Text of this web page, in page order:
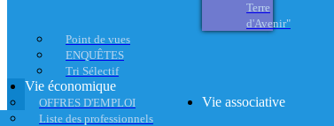
Terre
d'Avenir"
Point de vues
ENQUÊTES
Tri Sélectif
Vie économique
OFFRES D'EMPLOI
Liste des professionnels
Vie associative